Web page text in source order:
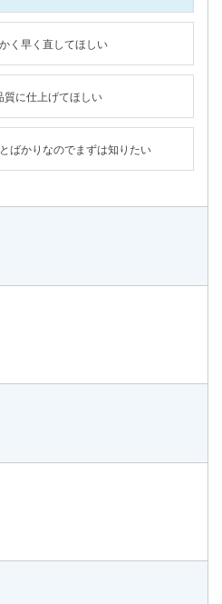
く早く直してほしい
質に仕上げてほしい
ばかりなのでまずは知りたい